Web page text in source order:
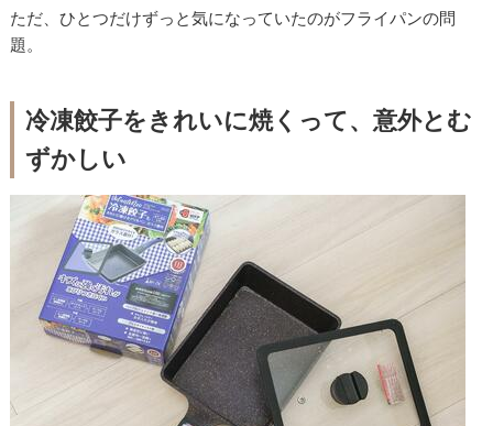
ただ、ひとつだけずっと気になっていたのがフライパンの問
題。
冷凍餃子をきれいに焼くって、意外とむ
ずかしい